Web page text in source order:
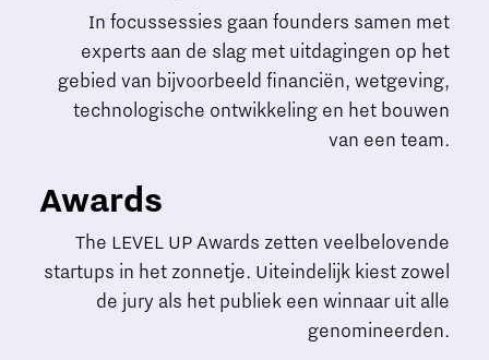
In focussessies gaan founders samen met
experts aan de slag met uitdagingen op het
gebied van bijvoorbeeld financiën, wetgeving,
technologische ontwikkeling en het bouwen
van een team.
Awards
The LEVEL UP Awards zetten veelbelovende
startups in het zonnetje. Uiteindelijk kiest zowel
de jury als het publiek een winnaar uit alle
genomineerden.